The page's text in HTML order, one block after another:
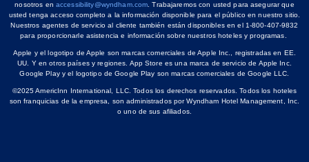
nosotros en accessibility@wyndham.com. Trabajaremos con usted para asegurar que
usted tenga acceso completo a la información disponible para el público en nuestro sitio.
Nuestros agentes de servicio al cliente también están disponibles en el 1-800-407-9832
para proporcionarle asistencia e información sobre nuestros hoteles y programas.
Apple y el logotipo de Apple son marcas comerciales de Apple Inc., registradas en EE.
UU. Y en otros países y regiones. App Store es una marca de servicio de Apple Inc.
Google Play y el logotipo de Google Play son marcas comerciales de Google LLC.
©2025 AmericInn International, LLC. Todos los derechos reservados. Todos los hoteles
son franquicias de la empresa, son administrados por Wyndham Hotel Management, Inc.
o uno de sus afiliados.